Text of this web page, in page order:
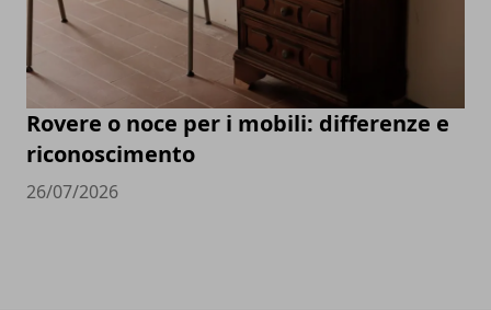
Rovere o noce per i mobili: differenze e
riconoscimento
26/07/2026